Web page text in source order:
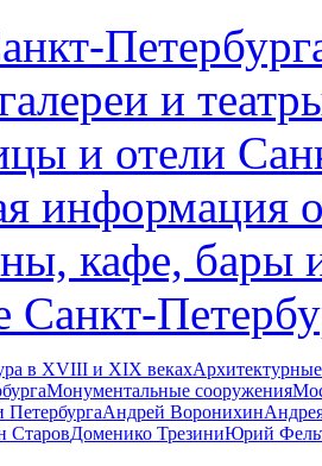
и
и отели
информация
кафе, бары
Санкт-
в XVIII и XIX веках
Монументальные сооружения
Андрей Воронихин
СтаровДоменико ТрезиниЮрий